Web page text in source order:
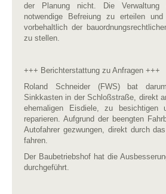
der Planung nicht. Die Verwaltung
notwendige Befreiung zu erteilen und
vorbehaltlich der
zu stellen.
+++ Berichterstattung zu Anfragen +++
Roland Schneider (FWS) bat
Sinkkasten in der Schloßstraße, direkt
ehemaligen Eisdiele, zu besichtigen
reparieren. Aufgrund der beengten
Autofahrer gezwungen, direkt durch
fahren.
Der Baubetriebshof hat die
durchgeführt.